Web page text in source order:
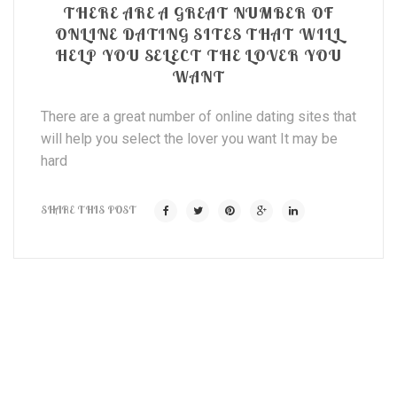
THERE ARE A GREAT NUMBER OF
ONLINE DATING SITES THAT WILL
HELP YOU SELECT THE LOVER YOU
WANT
There are a great number of online dating sites that
will help you select the lover you want It may be
hard
SHARE THIS POST